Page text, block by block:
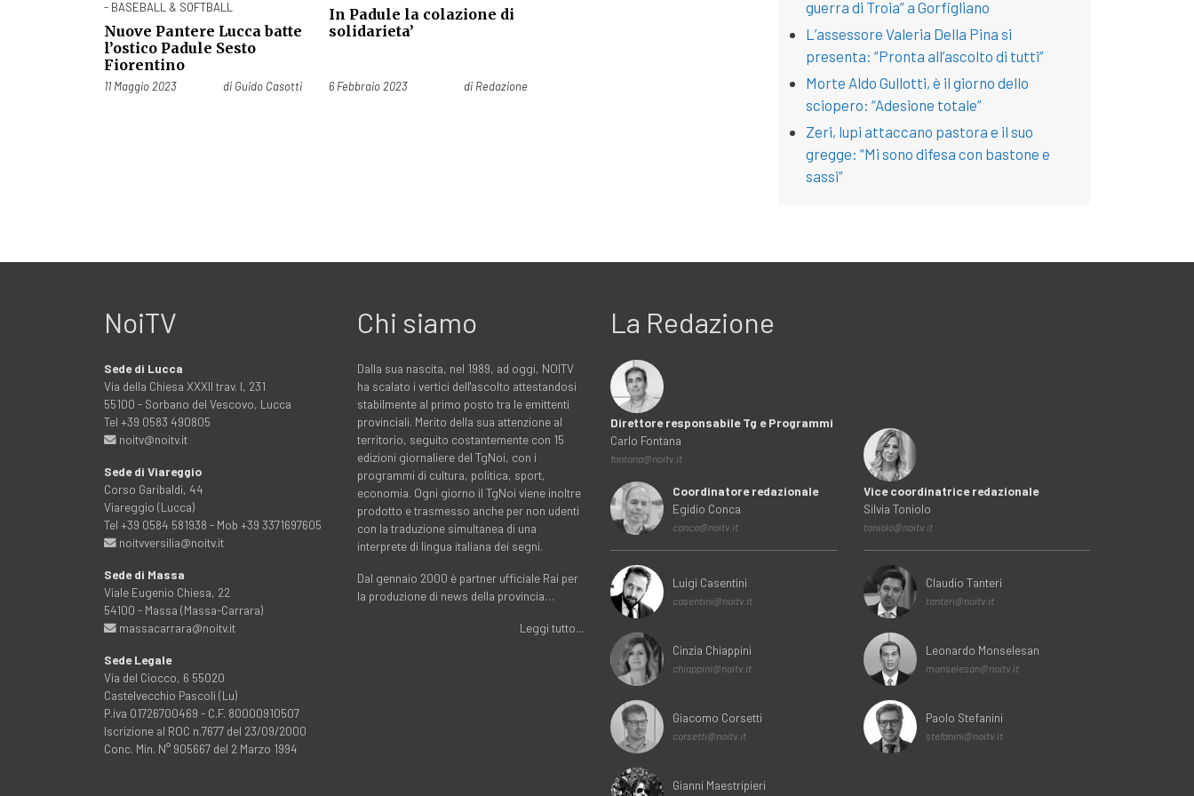
- BASEBALL & SOFTBALL
Nuove Pantere Lucca batte
l’ostico Padule Sesto
Fiorentino
Pubblicato il
11 Maggio 2023 di Guido Casotti
In Padule la colazione di
solidarieta’
Pubblicato il
6 Febbraio 2023 di Redazione
guerra di Troia” a Gorfigliano
L’assessore Valeria Della Pina si
presenta: “Pronta all’ascolto di tutti”
Morte Aldo Gullotti, è il giorno dello
sciopero: “Adesione totale”
Zeri, lupi attaccano pastora e il suo
gregge: “Mi sono difesa con bastone e
sassi”
NoiTV
Sede di Lucca
Via della Chiesa XXXII trav. I, 231
55100 - Sorbano del Vescovo, Lucca
Tel +39 0583 490805
noitv@noitv.it
Sede di Viareggio
Corso Garibaldi, 44
Viareggio (Lucca)
Tel +39 0584 581938 - Mob +39 3371697605
noitvversilia@noitv.it
Sede di Massa
Viale Eugenio Chiesa, 22
54100 - Massa (Massa-Carrara)
massacarrara@noitv.it
Sede Legale
Via del Ciocco, 6 55020
Castelvecchio Pascoli (Lu)
P.iva 01726700469 - C.F. 80000910507
Iscrizione al ROC n.7677 del 23/09/2000
Conc. Min. N° 905667 del 2 Marzo 1994
Chi siamo
Dalla sua nascita, nel 1989, ad oggi, NOITV
ha scalato i vertici dell'ascolto attestandosi
stabilmente al primo posto tra le emittenti
provinciali. Merito della sua attenzione al
territorio, seguito costantemente con 15
edizioni giornaliere del TgNoi, con i
programmi di cultura, politica, sport,
economia. Ogni giorno il TgNoi viene inoltre
prodotto e trasmesso anche per non udenti
con la traduzione simultanea di una
interprete di lingua italiana dei segni.
Dal gennaio 2000 è partner ufficiale Rai per
la produzione di news della provincia…
Leggi tutto...
La Redazione
Direttore responsabile Tg e Programmi
Carlo Fontana
fontana@noitv.it
Coordinatore redazionale
Egidio Conca
conca@noitv.it
Luigi Casentini
casentini@noitv.it
Cinzia Chiappini
chiappini@noitv.it
Giacomo Corsetti
corsetti@noitv.it
Gianni Maestripieri
Vice coordinatrice redazionale
Silvia Toniolo
toniolo@noitv.it
Claudio Tanteri
tanteri@noitv.it
Leonardo Monselesan
monselesan@noitv.it
Paolo Stefanini
stefanini@noitv.it